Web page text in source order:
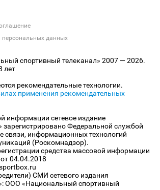
персональных данных
спортивный телеканал» 2007 — 2026.
лет
рекомендательные технологии.
применения рекомендательных
информации сетевое издание
зарегистрировано Федеральной службой
связи, информационных технологий
(Роскомнадзор).
средства массовой информации
04.04.2018
СМИ сетевого издания
ООО «Национальный спортивный